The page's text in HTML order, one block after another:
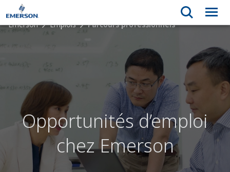
Emerson Emplois Parcours professionnels
Opportunités d’emploi
chez Emerson